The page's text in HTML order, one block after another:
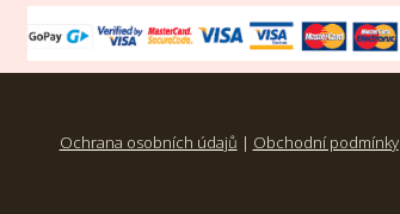
Ochrana osobních údajů | Obchodní podmínky